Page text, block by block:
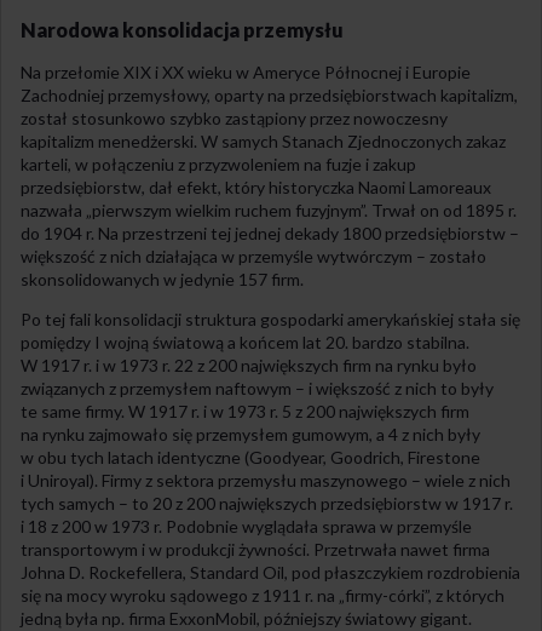
Narodowa konsolidacja przemysłu
Na przełomie XIX i XX wieku w Ameryce Północnej i Europie
Zachodniej przemysłowy, oparty na przedsiębiorstwach kapitalizm,
został stosunkowo szybko zastąpiony przez nowoczesny
kapitalizm menedżerski. W samych Stanach Zjednoczonych zakaz
karteli, w połączeniu z przyzwoleniem na fuzje i zakup
przedsiębiorstw, dał efekt, który historyczka Naomi Lamoreaux
nazwała „pierwszym wielkim ruchem fuzyjnym”. Trwał on od 1895 r.
do 1904 r. Na przestrzeni tej jednej dekady 1800 przedsiębiorstw –
większość z nich działająca w przemyśle wytwórczym – zostało
skonsolidowanych w jedynie 157 firm.
Po tej fali konsolidacji struktura gospodarki amerykańskiej stała się
pomiędzy I wojną światową a końcem lat 20. bardzo stabilna.
W 1917 r. i w 1973 r. 22 z 200 największych firm na rynku było
związanych z przemysłem naftowym – i większość z nich to były
te same firmy. W 1917 r. i w 1973 r. 5 z 200 największych firm
na rynku zajmowało się przemysłem gumowym, a 4 z nich były
w obu tych latach identyczne (Goodyear, Goodrich, Firestone
i Uniroyal). Firmy z sektora przemysłu maszynowego – wiele z nich
tych samych – to 20 z 200 największych przedsiębiorstw w 1917 r.
i 18 z 200 w 1973 r. Podobnie wyglądała sprawa w przemyśle
transportowym i w produkcji żywności. Przetrwała nawet firma
Johna D. Rockefellera, Standard Oil, pod płaszczykiem rozdrobienia
się na mocy wyroku sądowego z 1911 r. na „firmy-córki”, z których
jedną była np. firma ExxonMobil, późniejszy światowy gigant.